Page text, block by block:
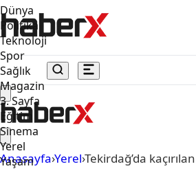
Dünya
Politika
Teknoloji
Spor
Sağlık
Magazin
3. Sayfa
Eğitim
Sinema
Yerel
Yaşam
Anasayfa›Yerel›Tekirdağ’da